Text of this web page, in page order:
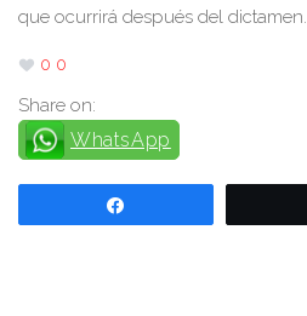
que ocurrirá después del dictamen.
0 0
Share on:
WhatsApp